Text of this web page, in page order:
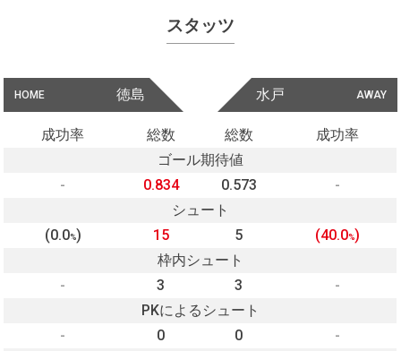
スタッツ
HOME 徳島 AWAY
水戸
成功率 総数 総数
成功率
ゴール期待値
-
0.834 0.573
-
シュート
(0.0%) 15 5 (40.0%)
枠内シュート
-
3 3
-
PKによるシュート
-
0 0
-